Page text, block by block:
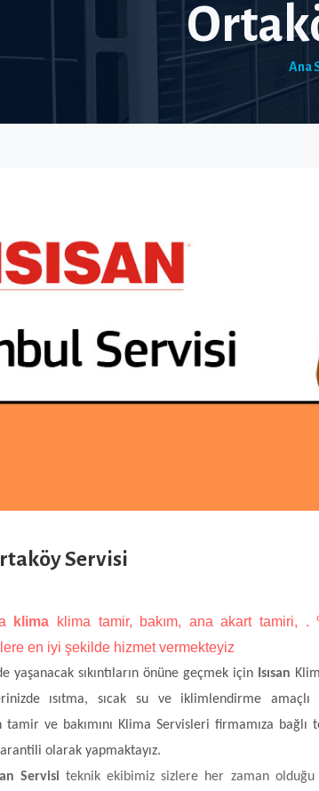
Ana
Servisi
klima klima tamir, bakım, ana akart tamiri, .
en iyi şekilde hizmet vermekteyiz
yaşanacak sıkıntıların önüne geçmek için Isısan
ısıtma, sıcak su ve iklimlendirme
tamir ve bakımını Klima Servisleri firmamıza
olarak yapmaktayız.
Servisiteknik ekibimiz sizlere her zaman